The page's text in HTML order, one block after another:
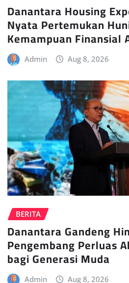
Danantara Housing
Nyata Pertemukan
Kemampuan Finansial
Admin Aug 8, 2026
BERITA
Danantara Gandeng
Pengembang Perluas
bagi Generasi Muda
Admin Aug 8, 2026